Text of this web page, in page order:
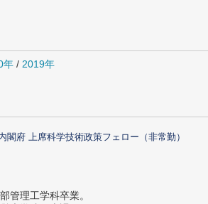
年 / 2019年
閣府 上席科学技術政策フェロー（非常勤）
管理工学科卒業。